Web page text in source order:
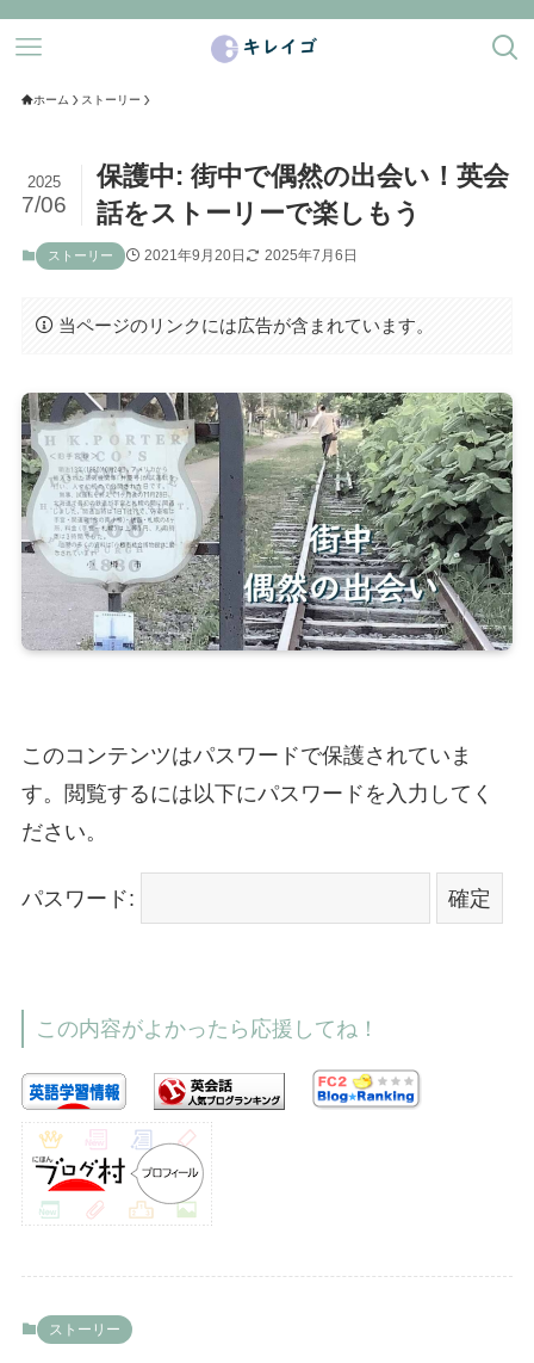
ホーム ストーリー
保護中: 街中で偶然の出会い！英会
話をストーリーで楽しもう
2025
7/06
ストーリー 2021年9月20日 2025年7月6日
当ページのリンクには広告が含まれています。
このコンテンツはパスワードで保護されていま
す。閲覧するには以下にパスワードを入力してく
ださい。
パスワード:
この内容がよかったら応援してね！
ストーリー